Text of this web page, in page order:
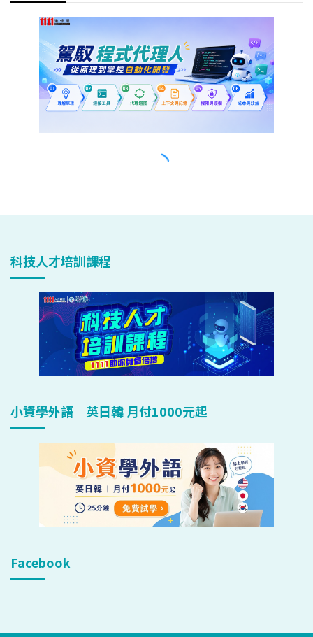
科技人才培訓課程
小資學外語｜英日韓 月付1000元起
Facebook